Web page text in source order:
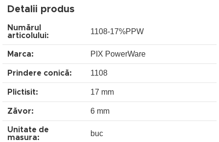
Detalii produs
Numărul
articolului:
1108-17%PPW
Marca: PIX PowerWare
Prindere conică: 1108
Plictisit: 17 mm
Zăvor: 6 mm
Unitate de
masura:
buc